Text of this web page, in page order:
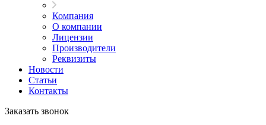
Компания
О компании
Лицензии
Производители
Реквизиты
Новости
Статьи
Контакты
Заказать звонок